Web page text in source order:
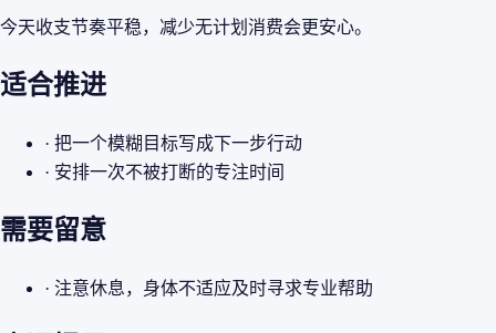
今天收支节奏平稳，减少无计划消费会更安心。
适合推进
· 把一个模糊目标写成下一步行动
· 安排一次不被打断的专注时间
需要留意
· 注意休息，身体不适应及时寻求专业帮助